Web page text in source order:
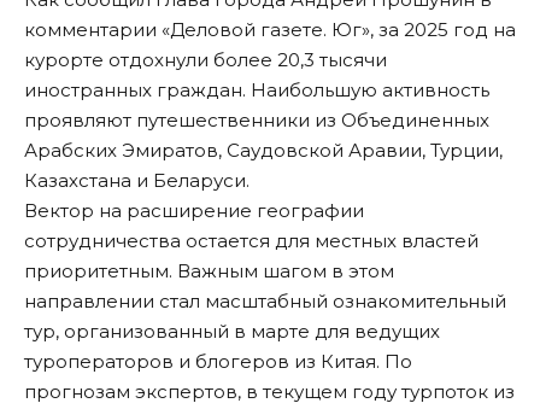
комментарии «Деловой газете. Юг», за 2025 год на
курорте отдохнули более 20,3 тысячи
иностранных граждан. Наибольшую активность
проявляют путешественники из Объединенных
Арабских Эмиратов, Саудовской Аравии, Турции,
Казахстана и Беларуси.
Вектор на расширение географии
сотрудничества остается для местных властей
приоритетным. Важным шагом в этом
направлении стал масштабный ознакомительный
тур, организованный в марте для ведущих
туроператоров и блогеров из Китая. По
прогнозам экспертов, в текущем году турпоток из